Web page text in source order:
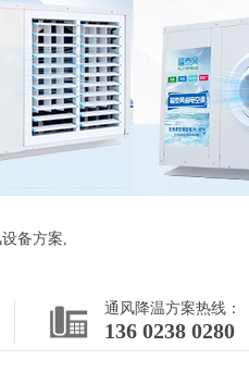
备方案,
通风降温方案热线：
136 0238 0280